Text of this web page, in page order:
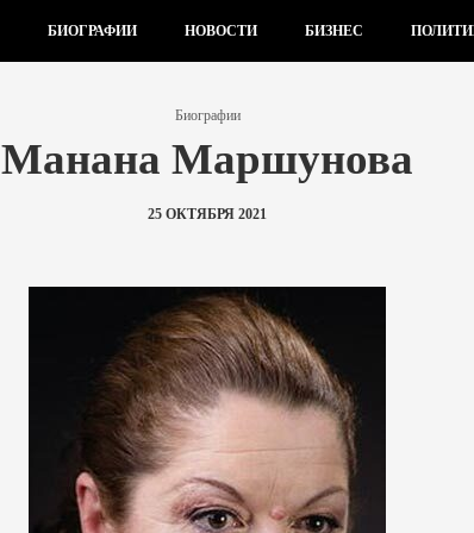
БИОГРАФИИ НОВОСТИ БИЗНЕС
Биографии
Манана Маршунова
25 ОКТЯБРЯ 2021